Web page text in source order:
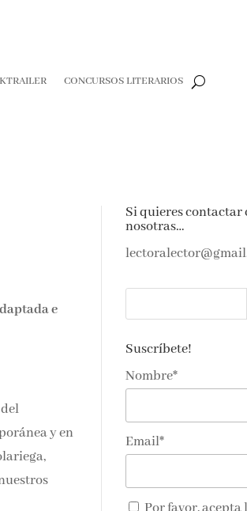
CONCURSOS LITERARIOS
e
y en
Si quieres contactar
nosotras…
Suscríbete!
Nombre*
Email*